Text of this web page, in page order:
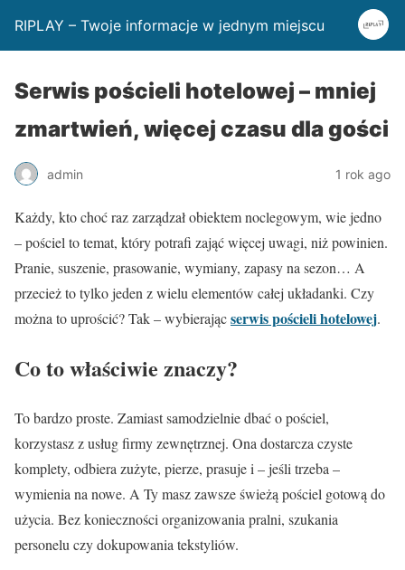
RIPLAY – Twoje informacje w jednym miejscu
Serwis pościeli hotelowej – mniej
zmartwień, więcej czasu dla gości
admin 1 rok ago
Każdy, kto choć raz zarządzał obiektem noclegowym, wie jedno
– pościel to temat, który potrafi zająć więcej uwagi, niż powinien.
Pranie, suszenie, prasowanie, wymiany, zapasy na sezon… A
przecież to tylko jeden z wielu elementów całej układanki. Czy
można to uprościć? Tak – wybierającserwis pościeli hotelowej.
Co to właściwie znaczy?
To bardzo proste. Zamiast samodzielnie dbać o pościel,
korzystasz z usług firmy zewnętrznej. Ona dostarcza czyste
komplety, odbiera zużyte, pierze, prasuje i – jeśli trzeba –
wymienia na nowe. A Ty masz zawsze świeżą pościel gotową do
użycia. Bez konieczności organizowania pralni, szukania
personelu czy dokupowania tekstyliów.